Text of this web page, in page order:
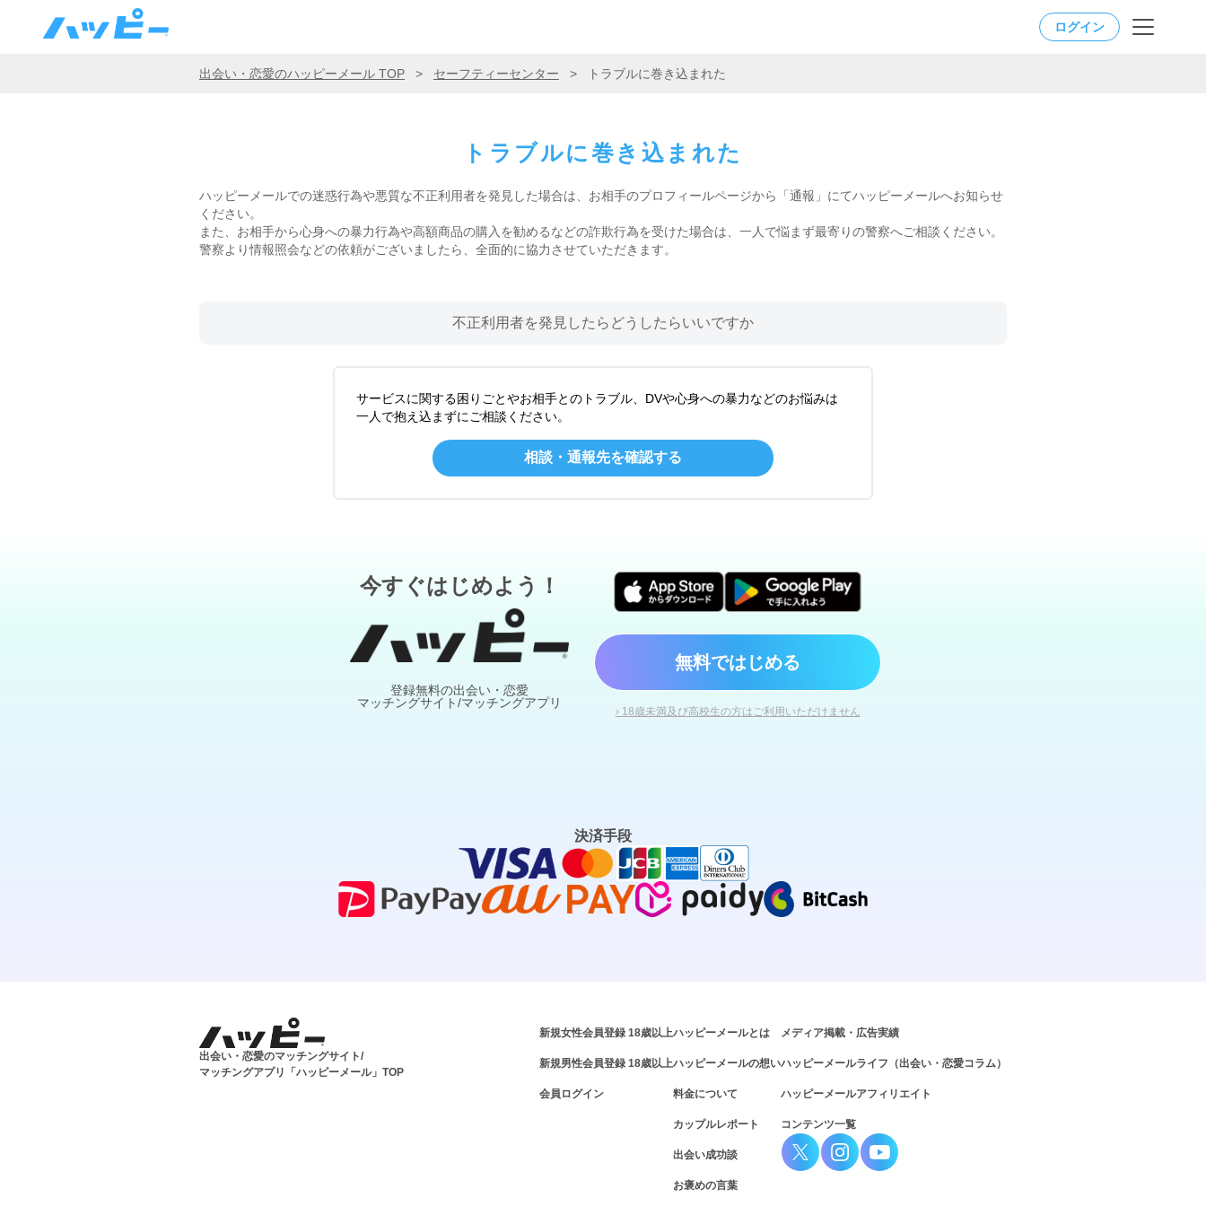
ログイン
出会い・恋愛のハッピーメール TOP > セーフティーセンター > トラブルに巻き込まれた
トラブルに巻き込まれた
ハッピーメールでの迷惑行為や悪質な不正利用者を発見した場合は、お相手のプロフィールページから「通報」にてハッピーメールへお知らせ
ください。
また、お相手から心身への暴力行為や高額商品の購入を勧めるなどの詐欺行為を受けた場合は、一人で悩まず最寄りの警察へご相談ください。
警察より情報照会などの依頼がございましたら、全面的に協力させていただきます。
不正利用者を発見したらどうしたらいいですか
サービスに関する困りごとやお相手とのトラブル、DVや心身への暴力などのお悩みは
一人で抱え込まずにご相談ください。
相談・通報先を確認する
今すぐはじめよう！
登録無料の出会い・恋愛
マッチングサイト/マッチングアプリ
無料ではじめる
› 18歳未満及び高校生の方はご利用いただけません
決済手段
出会い・恋愛のマッチングサイト/
マッチングアプリ「ハッピーメール」TOP
新規女性会員登録 18歳以上
新規男性会員登録 18歳以上
会員ログイン
ハッピーメールとは
ハッピーメールの想い
料金について
カップルレポート
出会い成功談
お褒めの言葉
メディア掲載・広告実績
ハッピーメールライフ（出会い・恋愛コラム）
ハッピーメールアフィリエイト
コンテンツ一覧